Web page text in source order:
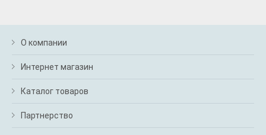
О компании
Интернет магазин
Каталог товаров
Партнерство